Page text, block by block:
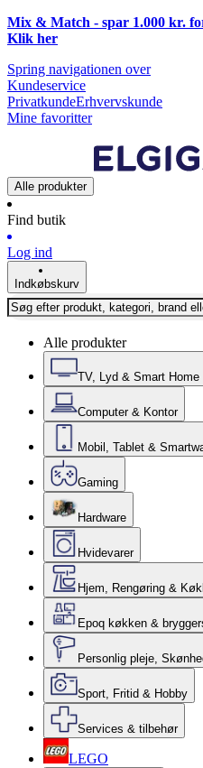
Mix & Match - spar 1.000 kr.
Klik her
Spring navigationen over
Kundeservice
PrivatkundeErhvervskunde
Mine favoritter
Alle produkter
Find butik
Log ind
Indkøbskurv
Alle produkter
TV, Lyd & Smart Home
Computer & Kontor
Mobil, Tablet &
Gaming
Hardware
Hvidevarer
Hjem, Rengøring &
Epoq køkken &
Personlig pleje,
Sport, Fritid & Hobby
Services & tilbehør
LEGO